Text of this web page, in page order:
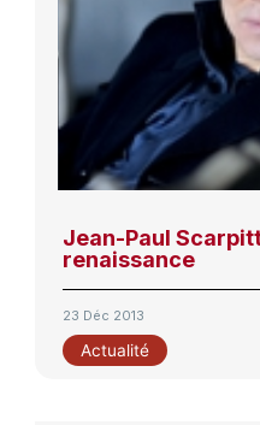
Jean-Paul
renaissance
23 Déc 2013
Actualité